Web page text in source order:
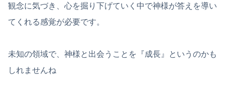
観念に気づき、心を掘り下げていく中で神様が答えを導い
てくれる感覚が必要です。
未知の領域で、神様と出会うことを『成長』というのかも
しれませんね